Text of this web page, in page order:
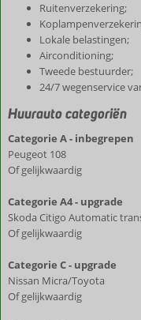
Ruitenverzekering;
Lokale belastingen;
Airconditioning;
Tweede bestuurder;
24/7 wegenservice
Huurauto categoriën
Categorie A - inbegrepen
Peugeot 108
Of gelijkwaardig
Categorie A4 - upgrade
Skoda Citigo Automatic
Of gelijkwaardig
Categorie C - upgrade
Nissan Micra/Toyota
Of gelijkwaardig